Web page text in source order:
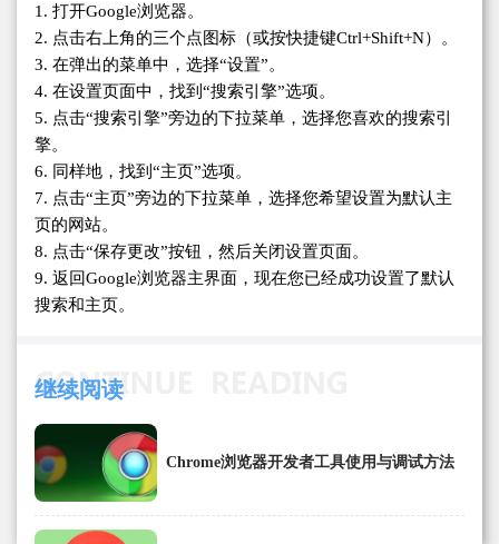
1. 打开Google浏览器。
2. 点击右上角的三个点图标（或按快捷键Ctrl+Shift+N）。
3. 在弹出的菜单中，选择“设置”。
4. 在设置页面中，找到“搜索引擎”选项。
5. 点击“搜索引擎”旁边的下拉菜单，选择您喜欢的搜索引
擎。
6. 同样地，找到“主页”选项。
7. 点击“主页”旁边的下拉菜单，选择您希望设置为默认主
页的网站。
8. 点击“保存更改”按钮，然后关闭设置页面。
9. 返回Google浏览器主界面，现在您已经成功设置了默认
搜索和主页。
继续阅读
Chrome浏览器开发者工具使用与调试方法